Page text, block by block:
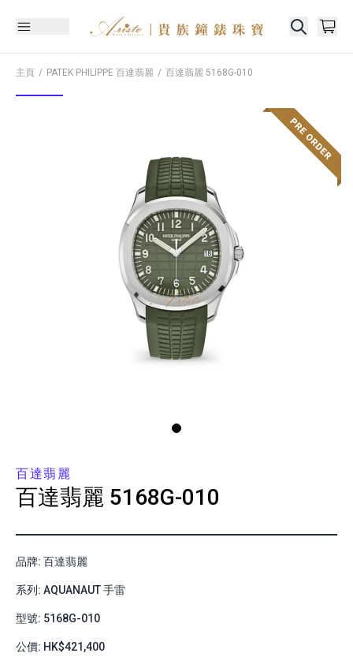
主頁 PATEK PHILIPPE 百達翡麗 百達翡麗 5168G-010
百達翡麗
百達翡麗 5168G-010
品牌: 百達翡麗
系列: AQUANAUT 手雷
型號: 5168G-010
公價: HK$421,400